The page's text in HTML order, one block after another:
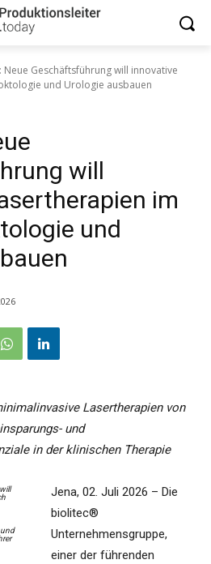
Geschäftsführung will innovative
und Urologie ausbauen
will
im
und
Lasertherapien von
und
in der klinischen Therapie
und
Jena, 02. Juli 2026 – Die
biolitec®
Unternehmensgruppe,
einer der führenden